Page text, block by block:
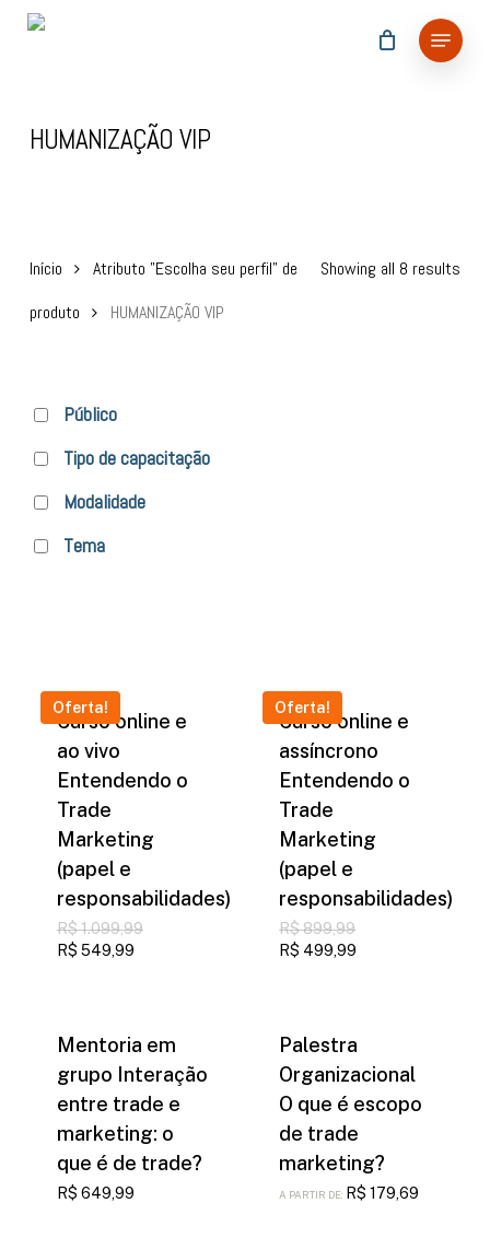
Menu
HUMANIZAÇÃO VIP
Showing all 8 results
Início
Atributo "Escolha seu perfil" de
produto
HUMANIZAÇÃO VIP
Público
Tipo de capacitação
Modalidade
Tema
Oferta!
Curso online e
ao vivo
Entendendo o
Trade
Marketing
(papel e
responsabilidades)
R$1.099,99O
R$ 549,99O
Oferta!
Curso online e
assíncrono
Entendendo o
Trade
Marketing
(papel e
responsabilidades)
R$899,99O
preço
R$ 499,99
Mentoria em
grupo Interação
entre trade e
marketing: o
que é de trade?
R$ 649,99
Palestra
Organizacional
O que é escopo
de trade
marketing?
A PARTIR DE: R$ 179,69